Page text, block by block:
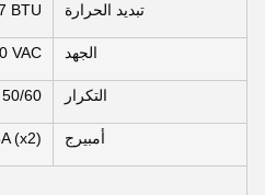
تبديد الحرارة BTU
الجهد VAC
التكرار 50/60 هرتز
أمبيرج (x2)